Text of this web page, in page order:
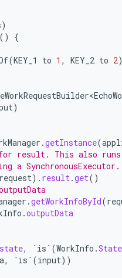
)
()
{
(KEY_1 to 1 , KEY_2 to 2)
)
.getInstance(
result. This also runs
a SynchronousExecutor.
request). result.get()
.getWorkInfoById(
.outputData
state, `is` (WorkInfo .State
, `is` (input))